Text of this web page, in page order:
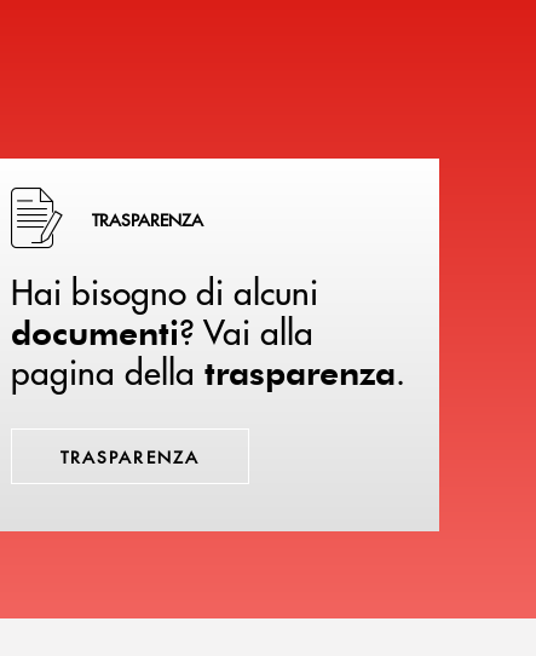
Hai bisogno di alcuni documenti ? Vai alla pagina della
TRASPARENZA
Hai bisogno di alcuni
documenti? Vai alla
pagina della trasparenza.
TRASPARENZA